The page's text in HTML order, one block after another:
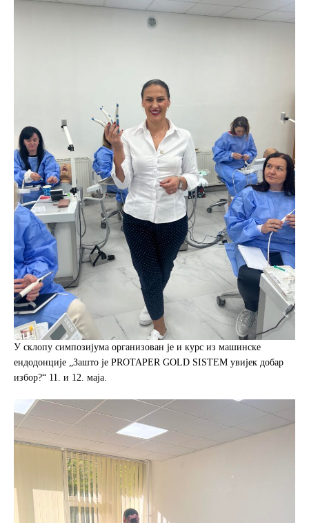
У склопу симпозијума организован је и курс из машинске
ендодонције „Зашто је PROTAPER GOLD SISTEM увијек добар
избор?“ 11. и 12. маја.